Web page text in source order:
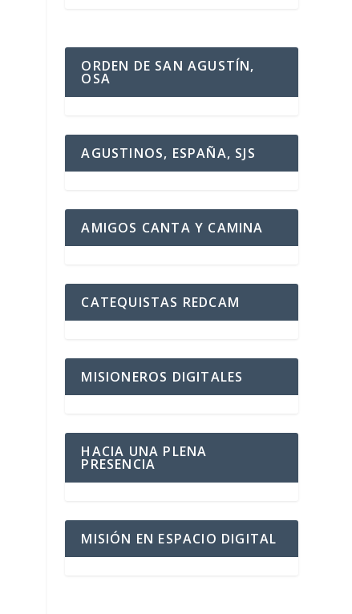
ORDEN DE SAN AGUSTÍN,
OSA
AGUSTINOS, ESPAÑA, SJS
AMIGOS CANTA Y CAMINA
CATEQUISTAS REDCAM
MISIONEROS DIGITALES
HACIA UNA PLENA
PRESENCIA
MISIÓN EN ESPACIO DIGITAL